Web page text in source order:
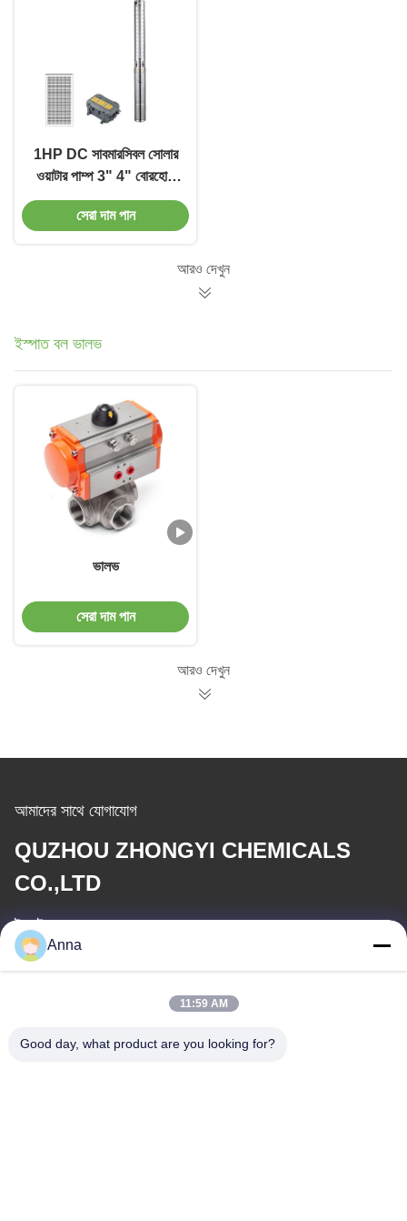
1HP DC সাবমারসিবল সোলার
ওয়াটার পাম্প 3" 4" বোরহোল
কৃষি সেচ জল পাম্প
সেরা দাম পান
আরও দেখুন
ইস্পাত বল ভালভ
ভালভ
সেরা দাম পান
আরও দেখুন
আমাদের সাথে যোগাযোগ
QUZHOU ZHONGYI CHEMICALS
CO.,LTD
ই-মেইল
Anna
11:59 AM
Good day, what product are you looking for?